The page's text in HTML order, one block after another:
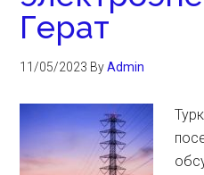
Герат
11/05/2023 ByAdmin